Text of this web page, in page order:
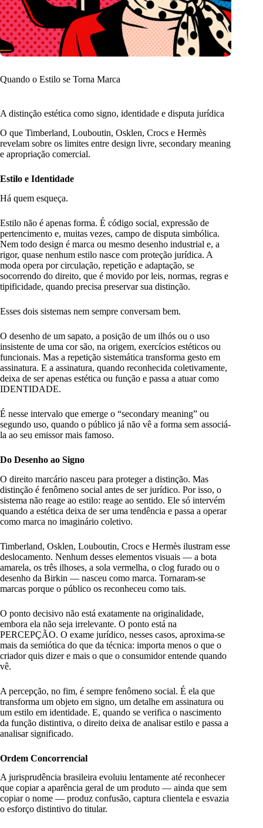
Quando o Estilo se Torna Marca
A distinção estética como signo, identidade e disputa jurídica
O que Timberland, Louboutin, Osklen, Crocs e Hermès
revelam sobre os limites entre design livre, secondary meaning
e apropriação comercial.
Estilo e Identidade
Há quem esqueça.
Estilo não é apenas forma. É código social, expressão de
pertencimento e, muitas vezes, campo de disputa simbólica.
Nem todo design é marca ou mesmo desenho industrial e, a
rigor, quase nenhum estilo nasce com proteção jurídica. A
moda opera por circulação, repetição e adaptação, se
socorrendo do direito, que é movido por leis, normas, regras e
tipificidade, quando precisa preservar sua distinção.
Esses dois sistemas nem sempre conversam bem.
O desenho de um sapato, a posição de um ilhós ou o uso
insistente de uma cor são, na origem, exercícios estéticos ou
funcionais. Mas a repetição sistemática transforma gesto em
assinatura. E a assinatura, quando reconhecida coletivamente,
deixa de ser apenas estética ou função e passa a atuar como
IDENTIDADE.
É nesse intervalo que emerge o “secondary meaning” ou
segundo uso, quando o público já não vê a forma sem associá-
la ao seu emissor mais famoso.
Do Desenho ao Signo
O direito marcário nasceu para proteger a distinção. Mas
distinção é fenômeno social antes de ser jurídico. Por isso, o
sistema não reage ao estilo: reage ao sentido. Ele só intervém
quando a estética deixa de ser uma tendência e passa a operar
como marca no imaginário coletivo.
Timberland, Osklen, Louboutin, Crocs e Hermès ilustram esse
deslocamento. Nenhum desses elementos visuais — a bota
amarela, os três ilhoses, a sola vermelha, o clog furado ou o
desenho da Birkin — nasceu como marca. Tornaram-se
marcas porque o público os reconheceu como tais.
O ponto decisivo não está exatamente na originalidade,
embora ela não seja irrelevante. O ponto está na
PERCEPÇÃO. O exame jurídico, nesses casos, aproxima-se
mais da semiótica do que da técnica: importa menos o que o
criador quis dizer e mais o que o consumidor entende quando
vê.
A percepção, no fim, é sempre fenômeno social. É ela que
transforma um objeto em signo, um detalhe em assinatura ou
um estilo em identidade. E, quando se verifica o nascimento
da função distintiva, o direito deixa de analisar estilo e passa a
analisar significado.
Ordem Concorrencial
A jurisprudência brasileira evoluiu lentamente até reconhecer
que copiar a aparência geral de um produto — ainda que sem
copiar o nome — produz confusão, captura clientela e esvazia
o esforço distintivo do titular.